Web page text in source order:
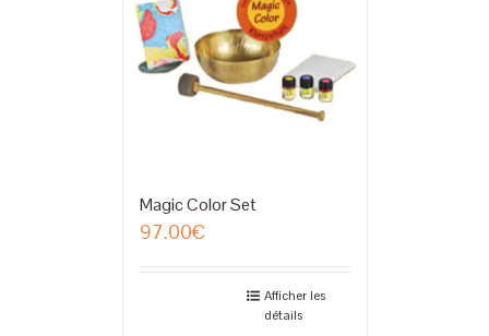
Magic Color Set
97.00€
Afficher les
détails